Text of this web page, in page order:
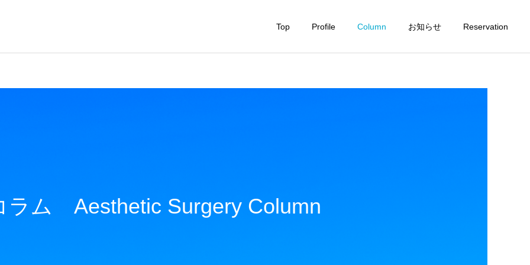
Top Profile Column お知らせ Reservation
ラム Aesthetic Surgery Column